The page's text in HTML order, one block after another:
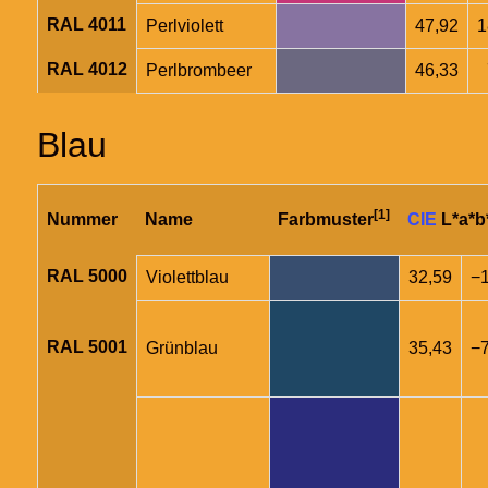
RAL 4011 Perlviolett 47,92
RAL 4012 Perlbrombeer 46,33
Blau
Nummer Name Farbmuster[1] CIE
RAL 5000 Violettblau 32,59
RAL 5001 Grünblau 35,43